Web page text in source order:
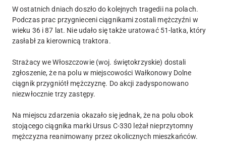
W ostatnich dniach doszło do kolejnych tragedii na polach.
Podczas prac przygnieceni ciągnikami zostali mężczyźni w
wieku 36 i 87 lat. Nie udało się także uratować 51-latka, który
zasłabł za kierownicą traktora.
Strażacy we Włoszczowie (woj. świętokrzyskie) dostali
zgłoszenie, że na polu w miejscowości Wałkonowy Dolne
ciągnik przygniótł mężczyznę. Do akcji zadysponowano
niezwłocznie trzy zastępy.
Na miejscu zdarzenia okazało się jednak, że na polu obok
stojącego ciągnika marki Ursus C-330 leżał nieprzytomny
mężczyzna reanimowany przez okolicznych mieszkańców.